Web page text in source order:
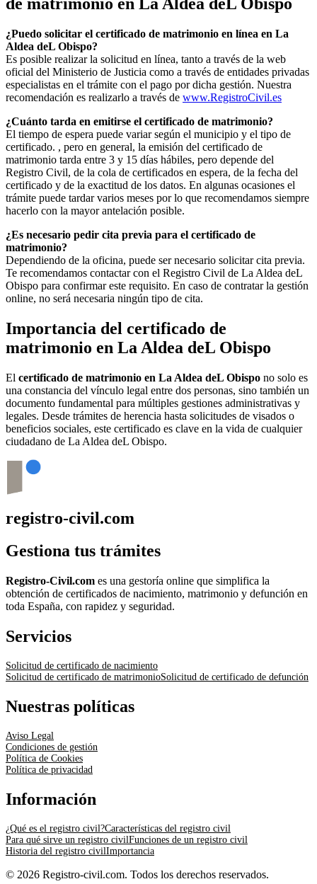
¿Puedo solicitar el certificado de matrimonio en línea en La
Aldea deL Obispo?
Es posible realizar la solicitud en línea, tanto a través de la web
oficial del Ministerio de Justicia como a través de entidades privadas
especialistas en el trámite con el pago por dicha gestión. Nuestra
recomendación es realizarlo a través de www.RegistroCivil.es
¿Cuánto tarda en emitirse el certificado de matrimonio?
El tiempo de espera puede variar según el municipio y el tipo de
certificado. , pero en general, la emisión del certificado de
matrimonio tarda entre 3 y 15 días hábiles, pero depende del
Registro Civil, de la cola de certificados en espera, de la fecha del
certificado y de la exactitud de los datos. En algunas ocasiones el
trámite puede tardar varios meses por lo que recomendamos siempre
hacerlo con la mayor antelación posible.
¿Es necesario pedir cita previa para el certificado de
matrimonio?
Dependiendo de la oficina, puede ser necesario solicitar cita previa.
Te recomendamos contactar con el Registro Civil de La Aldea deL
Obispo para confirmar este requisito. En caso de contratar la gestión
online, no será necesaria ningún tipo de cita.
Importancia del certificado de
matrimonio en La Aldea deL Obispo
El certificado de matrimonio en La Aldea deL Obispo no solo es
una constancia del vínculo legal entre dos personas, sino también un
documento fundamental para múltiples gestiones administrativas y
legales. Desde trámites de herencia hasta solicitudes de visados o
beneficios sociales, este certificado es clave en la vida de cualquier
ciudadano de La Aldea deL Obispo.
registro-civil.com
Gestiona tus trámites
Registro-Civil.com es una gestoría online que simplifica la
obtención de certificados de nacimiento, matrimonio y defunción en
toda España, con rapidez y seguridad.
Servicios
Solicitud de certificado de nacimiento
Solicitud de certificado de matrimonioSolicitud de certificado de defunción
Nuestras políticas
Aviso Legal
Condiciones de gestión
Política de Cookies
Política de privacidad
Información
¿Qué es el registro civil?Características del registro civil
Para qué sirve un registro civilFunciones de un registro civil
Historia del registro civilImportancia
© 2026 Registro-civil.com. Todos los derechos reservados.